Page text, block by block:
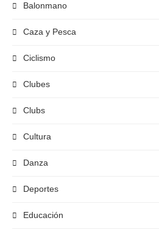
Balonmano
Caza y Pesca
Ciclismo
Clubes
Clubs
Cultura
Danza
Deportes
Educación